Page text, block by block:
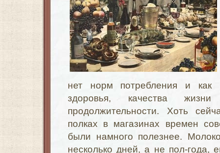
нет норм потребления и как
здоровья, качества
продолжительности. Хоть
полках в магазинах времен
были намного полезнее.
несколько дней, а не пол-